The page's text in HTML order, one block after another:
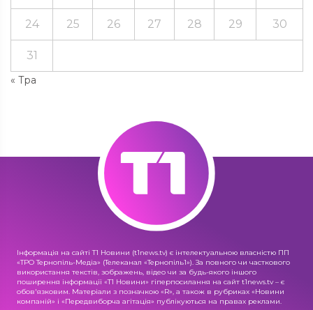
« Тра
24 25 26 27 28 29 30
31
Інформація на сайті Т1 Новини (t1news.tv) є інтелектуальною власністю ПП
«ТРО Тернопіль-Медіа» (Телеканал «Тернопіль1»). За повного чи часткового
використання текстів, зображень, відео чи за будь-якого іншого
поширення інформації «Т1 Новини» гіперпосилання на сайт t1news.tv – є
обов'язковим. Матеріали з позначкою «R», а також в рубриках «Новини
компаній» і «Передвиборча агітація» публікуються на правах реклами.